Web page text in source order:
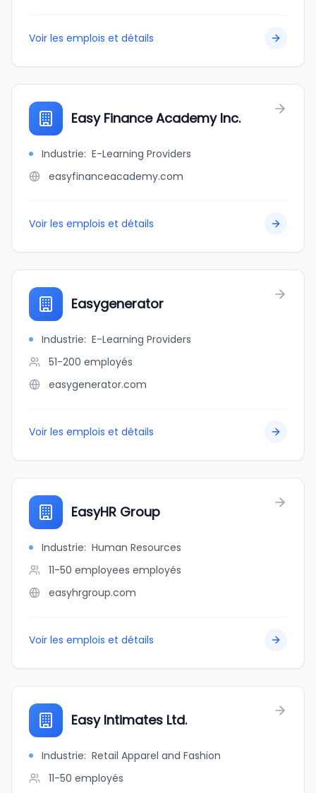
Voir les emplois et détails
Easy Finance Academy Inc.
Industrie: E-Learning Providers
easyfinanceacademy.com
Voir les emplois et détails
Easygenerator
Industrie: E-Learning Providers
51-200 employés
easygenerator.com
Voir les emplois et détails
EasyHR Group
Industrie: Human Resources
11-50 employees employés
easyhrgroup.com
Voir les emplois et détails
Easy Intimates Ltd.
Industrie: Retail Apparel and Fashion
11-50 employés